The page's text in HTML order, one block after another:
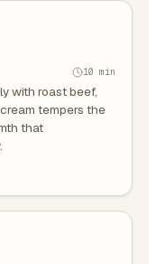
10 min
with roast beef,
tempers the
that